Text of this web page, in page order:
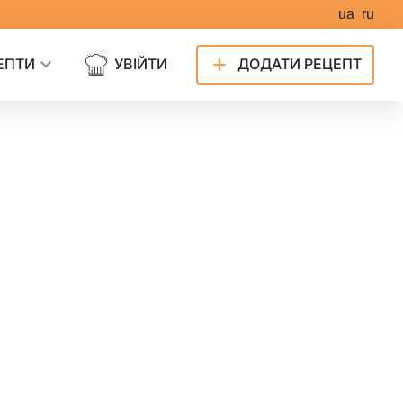
ua ru
УВІЙТИ ДОДАТИ РЕЦЕПТ